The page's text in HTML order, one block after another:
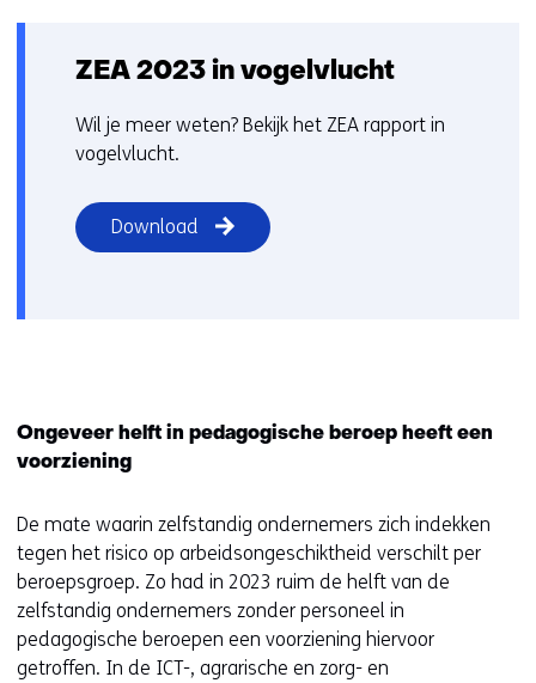
ZEA 2023 in vogelvlucht
Wil je meer weten? Bekijk het ZEA rapport in
vogelvlucht.
Download
Ongeveer helft in pedagogische beroep heeft een
voorziening
De mate waarin zelfstandig ondernemers zich indekken
tegen het risico op arbeidsongeschiktheid verschilt per
beroepsgroep. Zo had in 2023 ruim de helft van de
zelfstandig ondernemers zonder personeel in
pedagogische beroepen een voorziening hiervoor
getroffen. In de ICT-, agrarische en zorg- en